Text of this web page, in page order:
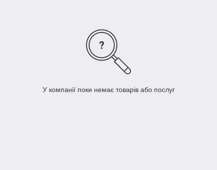
У компанії поки немає товарів або послуг